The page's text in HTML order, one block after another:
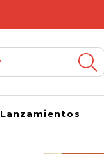
Lanzamientos